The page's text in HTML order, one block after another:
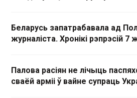
Беларусь запатрабавала ад
журналіста. Хронікі рэпрэсій 7
Палова расіян не лічыць
сваёй арміі ў вайне супраць